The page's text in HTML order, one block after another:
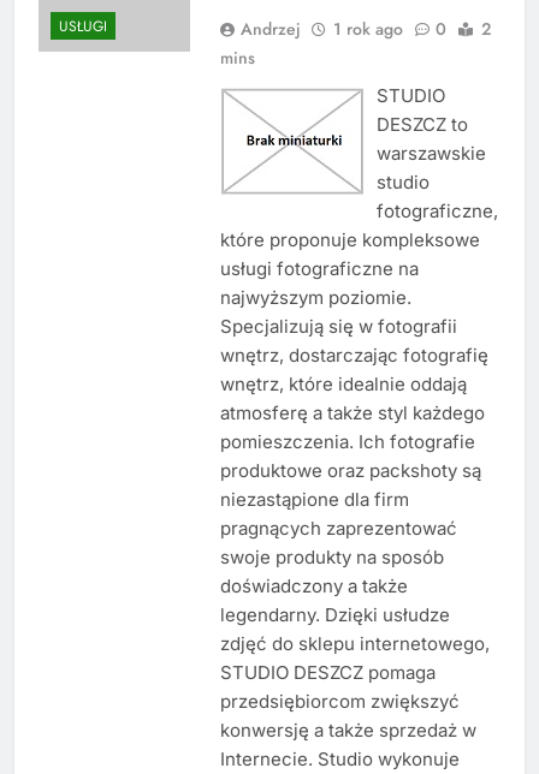
USŁUGI Andrzej 1 rok ago 0
2
mins
STUDIO
DESZCZ to
warszawskie
studio
fotograficzne,
które proponuje kompleksowe
usługi fotograficzne na
najwyższym poziomie.
Specjalizują się w fotografii
wnętrz, dostarczając fotografię
wnętrz, które idealnie oddają
atmosferę a także styl każdego
pomieszczenia. Ich fotografie
produktowe oraz packshoty są
niezastąpione dla firm
pragnących zaprezentować
swoje produkty na sposób
doświadczony a także
legendarny. Dzięki usłudze
zdjęć do sklepu internetowego,
STUDIO DESZCZ pomaga
przedsiębiorcom zwiększyć
konwersję a także sprzedaż w
Internecie. Studio wykonuje